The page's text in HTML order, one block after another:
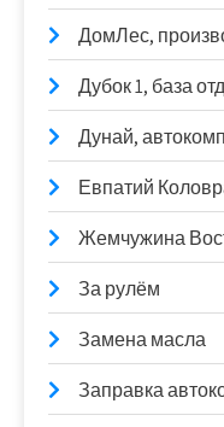
ДомЛес,
Дубок 1, база
Дунай,
Евпатий
Жемчужина
За рулём
Замена масла
Заправка